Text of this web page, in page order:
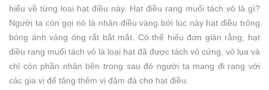
hiểu về từng loại hạt điều này. Hạt điều rang muối tách vỏ là gì?
Người ta còn gọi nó là nhân điều vàng bởi lúc này hạt điều trông
bóng ánh vàng óng rất bắt mắt. Có thể hiểu đơn giản rằng, hạt
điều rang muối tách vỏ là loại hạt đã được tách vỏ cứng, vỏ lụa và
chỉ còn phần nhân bên trong sau đó người ta mang đi rang với
các gia vị để tăng thêm vị đậm đà cho hạt điều.